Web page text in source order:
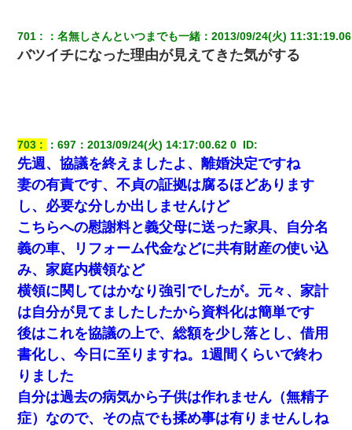
私「結婚やめるわ」 婚約者「え？なんでなんで？」 → 放置した
結果…｜生活｜ワロタあんてな
ケーキバイキングにいた単独の50くらいのオッサン、強烈だっ
た。
【身体で払わせて】女友達「ごめん、何も言わずにお金貸してく
ださい……」俺「いいよ！いくら？」女友達「10万円ぐら
い……」俺「ほい！10万！」→
３２歳俺「ずっと好きでした！！付き合って下さい！」 ２５歳
彼女「うん！！絶対幸せになろうね！！！！」 → ７年後ｗｗ
ｗｗｗ
出張中の旦那から『フリンしやがって、このクズ』と電話が。私
「本当に家まで来たの？証拠は？」旦那「俺の言葉が信じられな
いのか！」→ 離婚後
13歳娘が元嫁のところから逃げてきた。どう扱ったらいいのかわ
からない
701 ：名無しさんといつまでも一緒 ：2013/09/24(火)
バツイチになった理由が見えてきた気がする
703 ：697 ：2013/09/24(火) 14:17:00.62 0 ID:
先週、協議を終えましたよ、離婚決定ですね
妻の有責です、不貞の証拠は腐るほどあります
し、必要な分しか出しませんけど
こちらへの慰謝料と義父母に送った家具、自分名
義の車、リフォーム代金などに共有財産の使い込
み、家庭内横領など
横領に関してはかなり強引でしたが。元々、家計
は自分が見てましたしたから資料化は簡単です
後はこれを協議の上で、総額を少し落とし、借用
書化し、今日に至りますね。1週間くらいで終わ
りました
自分は過去の病気から子供は作れません（無精子
症）なので、その点でも揉め事は有りませんしね